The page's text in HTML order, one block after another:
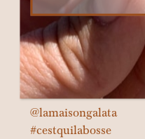
voyager vos papilles,
retrouver l’émotion
authentique.
Contacter la Bosse :
@lamaisongalata
#cestquilabosse